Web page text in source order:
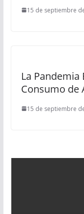
15 de septiembre
La Pandemia
Consumo de
15 de septiembre